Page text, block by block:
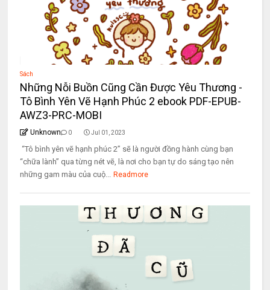
Sách
Những Nỗi Buồn Cũng Cần Được Yêu Thương -
Tô Bình Yên Vẽ Hạnh Phúc 2 ebook PDF-EPUB-
AWZ3-PRC-MOBI
Unknown 0 Jul 01, 2023
“Tô bình yên vẽ hạnh phúc 2” sẽ là người đồng hành cùng bạn
“chữa lành” qua từng nét vẽ, là nơi cho bạn tự do sáng tạo nên
những gam màu của cuộ... Readmore